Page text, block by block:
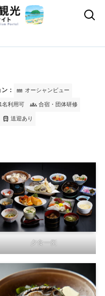
： water オーシャンビュー
1名利用可 groups合宿・団体研修
directions_bus 送迎あり
夕食一例